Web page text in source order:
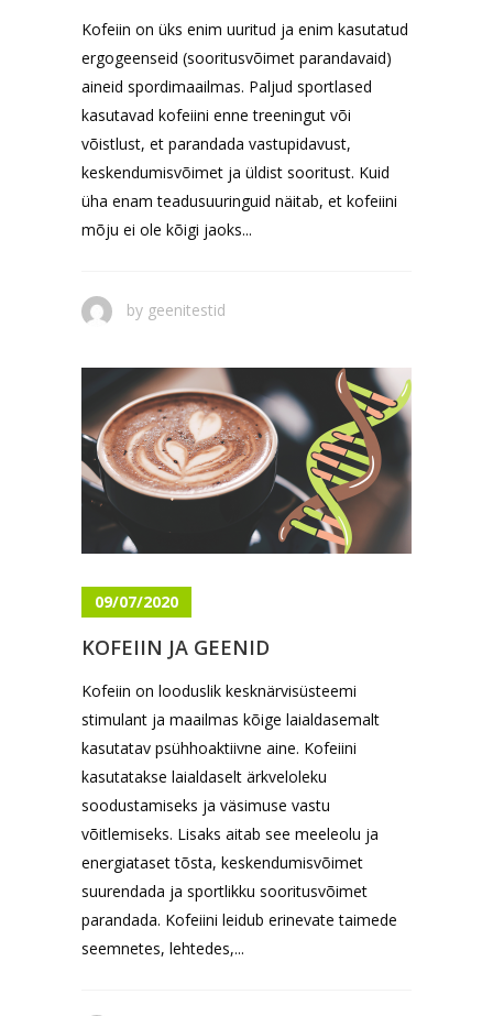
Kofeiin on üks enim uuritud ja enim kasutatud
ergogeenseid (sooritusvõimet parandavaid)
aineid spordimaailmas. Paljud sportlased
kasutavad kofeiini enne treeningut või
võistlust, et parandada vastupidavust,
keskendumisvõimet ja üldist sooritust. Kuid
üha enam teadusuuringuid näitab, et kofeiini
mõju ei ole kõigi jaoks...
by geenitestid
09/07/2020
KOFEIIN JA GEENID
Kofeiin on looduslik kesknärvisüsteemi
stimulant ja maailmas kõige laialdasemalt
kasutatav psühhoaktiivne aine. Kofeiini
kasutatakse laialdaselt ärkveloleku
soodustamiseks ja väsimuse vastu
võitlemiseks. Lisaks aitab see meeleolu ja
energiataset tõsta, keskendumisvõimet
suurendada ja sportlikku sooritusvõimet
parandada. Kofeiini leidub erinevate taimede
seemnetes, lehtedes,...